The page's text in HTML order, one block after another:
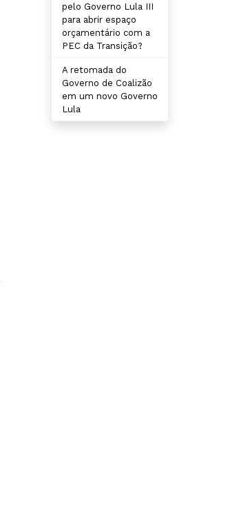
pelo Governo Lula III
para abrir espaço
orçamentário com a
PEC da Transição?
A retomada do
Governo de Coalizão
em um novo Governo
Lula